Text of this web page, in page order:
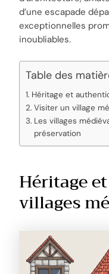
d’une escapade
exceptionnelles
inoubliables.
Table des
Héritage et
Visiter un village
Les villages
préservation
Héritage
villages